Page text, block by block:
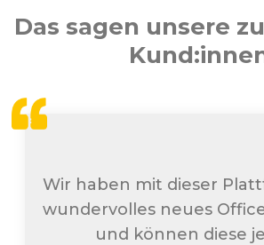
Das sagen unsere
Wir haben mit dieser
wundervolles neues
und können diese